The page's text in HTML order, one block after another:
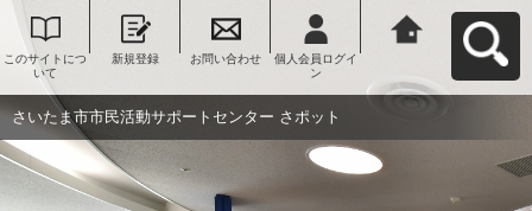
このサイトにつ
いて
新規登録 お問い合わせ
個人会員ログイ
ン
ンター さポット
へ戻る
さいたま市市民活動サポートセンター さポット